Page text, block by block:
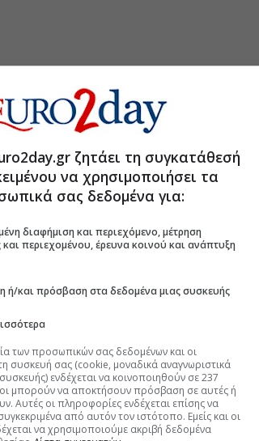
(19:15 05/08/2026)
η Prodea (19:30 16/07/2026)
ζητάει τη συγκατάθεσή
να χρησιμοποιήσει τα
σας δεδομένα για:
διαφήμιση και περιεχόμενο, μέτρηση
περιεχομένου, έρευνα κοινού και ανάπτυξη
ή/και πρόσβαση στα δεδομένα μιας συσκευής
των προσωπικών σας δεδομένων και οι
συσκευή σας (cookie, μοναδικά αναγνωριστικά
ενδέχεται να κοινοποιηθούν σε 237
μπορούν να αποκτήσουν πρόσβαση σε αυτές ή
Αυτές οι πληροφορίες ενδέχεται επίσης να
από αυτόν τον ιστότοπο. Εμείς και οι
να χρησιμοποιούμε ακριβή δεδομένα